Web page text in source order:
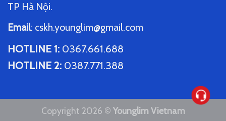
TP Hà Nội.
Email: cskh.younglim@gmail.com
HOTLINE 1: 0367.661.688
HOTLINE 2: 0387.771.388
Copyright 2026 © Younglim Vietnam